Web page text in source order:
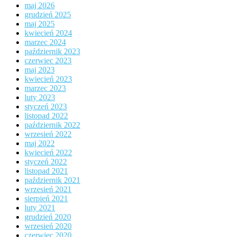
maj 2026
grudzień 2025
maj 2025
kwiecień 2024
marzec 2024
październik 2023
czerwiec 2023
maj 2023
kwiecień 2023
marzec 2023
luty 2023
styczeń 2023
listopad 2022
październik 2022
wrzesień 2022
maj 2022
kwiecień 2022
styczeń 2022
listopad 2021
październik 2021
wrzesień 2021
sierpień 2021
luty 2021
grudzień 2020
wrzesień 2020
czerwiec 2020